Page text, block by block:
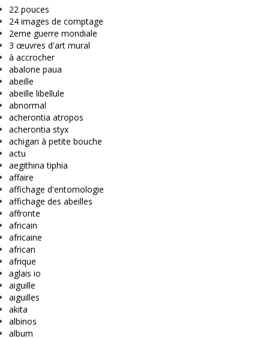
22 pouces
24 images de comptage
2eme guerre mondiale
3 œuvres d'art mural
à accrocher
abalone paua
abeille
abeille libellule
abnormal
acherontia atropos
acherontia styx
achigan à petite bouche
actu
aegithina tiphia
affaire
affichage d'entomologie
affichage des abeilles
affronte
africain
africaine
african
afrique
aglais io
aiguille
aiguilles
akita
albinos
album